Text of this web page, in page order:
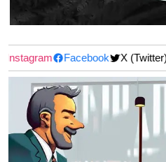
Instagram Facebook X (Twitter)